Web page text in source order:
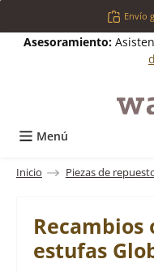
Saltar al contenido Envío
Asesoramiento:
Menú
Inicio Piezas de
Recambios
estufas